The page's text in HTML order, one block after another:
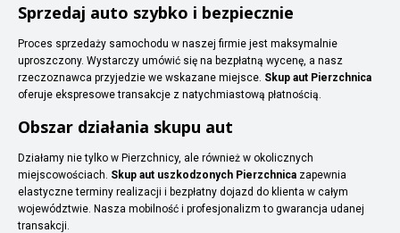
Sprzedaj auto szybko i bezpiecznie
Proces sprzedaży samochodu w naszej firmie jest maksymalnie
uproszczony. Wystarczy umówić się na bezpłatną wycenę, a nasz
rzeczoznawca przyjedzie we wskazane miejsce. Skup aut Pierzchnica
oferuje ekspresowe transakcje z natychmiastową płatnością.
Obszar działania skupu aut
Działamy nie tylko w Pierzchnicy, ale również w okolicznych
miejscowościach. Skup aut uszkodzonych Pierzchnica zapewnia
elastyczne terminy realizacji i bezpłatny dojazd do klienta w całym
województwie. Nasza mobilność i profesjonalizm to gwarancja udanej
transakcji.